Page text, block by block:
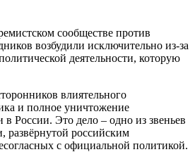
сообществе против
возбудили исключительно из-за
деятельности, которую
влиятельного
и полное уничтожение
России. Это дело – одно из звеньев
развёрнутой российским
с официальной политикой.